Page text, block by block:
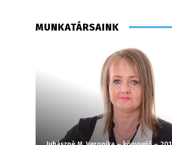
MUNKATÁRSAINK